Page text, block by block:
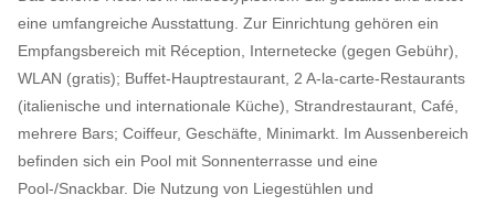
eine umfangreiche Ausstattung. Zur Einrichtung gehören ein
Empfangsbereich mit Réception, Internetecke (gegen Gebühr),
WLAN (gratis); Buffet-Hauptrestaurant, 2 A-la-carte-Restaurants
(italienische und internationale Küche), Strandrestaurant, Café,
mehrere Bars; Coiffeur, Geschäfte, Minimarkt. Im Aussenbereich
befinden sich ein Pool mit Sonnenterrasse und eine
Pool-/Snackbar. Die Nutzung von Liegestühlen und